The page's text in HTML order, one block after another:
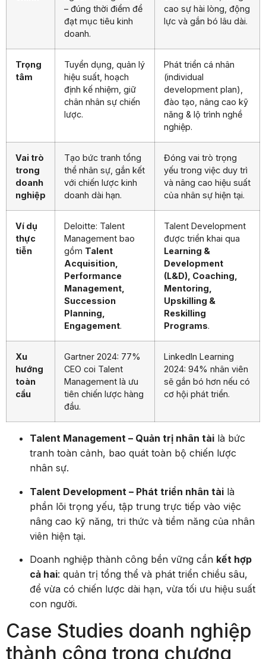
– đúng thời điểm để
đạt mục tiêu kinh
doanh.
cao sự hài lòng, động
lực và gắn bó lâu dài.
Trọng
tâm
Tuyển dụng, quản lý
hiệu suất, hoạch
định kế nhiệm, giữ
chân nhân sự chiến
lược.
Phát triển cá nhân
(individual
development plan),
đào tạo, nâng cao kỹ
năng & lộ trình nghề
nghiệp.
Vai trò
trong
doanh
nghiệp
Tạo bức tranh tổng
thể nhân sự, gắn kết
với chiến lược kinh
doanh dài hạn.
Đóng vai trò trọng
yếu trong việc duy trì
và nâng cao hiệu suất
của nhân sự hiện tại.
Ví dụ
thực
tiễn
Deloitte: Talent
Management bao
gồm Talent
Acquisition,
Performance
Management,
Succession
Planning,
Engagement
Talent Development
được triển khai qua
Learning &
Development
(L&D), Coaching,
Mentoring,
Upskilling &
Reskilling
Programs
Xu
hướng
toàn
cầu
Gartner 2024: 77%
CEO coi Talent
Management là ưu
tiên chiến lược hàng
đầu.
LinkedIn Learning
2024: 94% nhân viên
sẽ gắn bó hơn nếu có
cơ hội phát triển.
Talent Management – Quản trị nhân tài là bức
tranh toàn cảnh, bao quát toàn bộ chiến lược
nhân sự.
Talent Development – Phát triển nhân tài là
phần lõi trọng yếu, tập trung trực tiếp vào việc
nâng cao kỹ năng, tri thức và tiềm năng của nhân
viên hiện tại.
Doanh nghiệp thành công bền vững cần kết hợp
cả hai: quản trị tổng thể và phát triển chiều sâu,
để vừa có chiến lược dài hạn, vừa tối ưu hiệu suất
con người.
Case Studies doanh nghiệp
thành công trong chương